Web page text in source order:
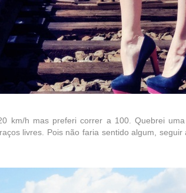
km/h mas preferi correr a 100. Quebrei
livres. Pois não faria sentido algum,